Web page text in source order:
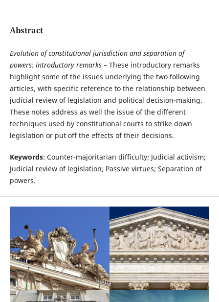
Abstract
Evolution of constitutional jurisdiction and separation of
powers: introductory remarks – These introductory remarks
highlight some of the issues underlying the two following
articles, with specific reference to the relationship between
judicial review of legislation and political decision-making.
These notes address as well the issue of the different
techniques used by constitutional courts to strike down
legislation or put off the effects of their decisions.
Keywords: Counter-majoritarian difficulty; Judicial activism;
Judicial review of legislation; Passive virtues; Separation of
powers.